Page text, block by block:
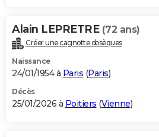
Alain LEPRETRE (72 ans)
Créer une cagnotte obsèques
Naissance
24/01/1954 à Paris (Paris)
Décès
25/01/2026 à Poitiers (Vienne)